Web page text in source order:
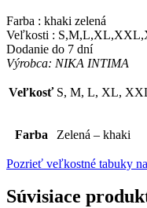
Farba : khaki zelená
Veľkosti :
Dodanie do 7 dní
Výrobca: NIKA INTIMA
Veľkosť S, M, L, XL,
Farba Zelená – khaki
Pozrieť veľkostné tabuky
Súvisiace